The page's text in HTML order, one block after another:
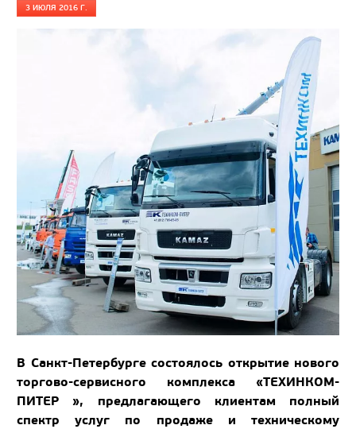
3 ИЮЛЯ 2016 Г.
В Санкт-Петербурге состоялось открытие нового
торгово-сервисного комплекса «ТЕХИНКОМ-
ПИТЕР », предлагающего клиентам полный
спектр услуг по продаже и техническому